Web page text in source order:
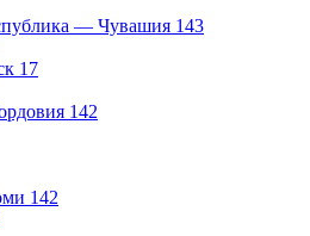
— Чувашия 143
17
142
142